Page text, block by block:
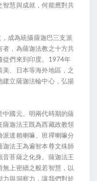
智慧與成就，何能應對共
成為統攝薩迦巴三支派
者，為薩迦法教之十方共
從們來到印度。1974年
、日本等海外地區，之
立薩迦法輪中心，弘揚
中國元、明兩代時期的薩
薩迦法王既為西藏政教領
達賴喇嘛、班禪喇嘛分
法王為遍智本尊文殊師
菩薩之化身。薩迦法王
上密續之般若智慧，以
與洞察力，讓我們對於